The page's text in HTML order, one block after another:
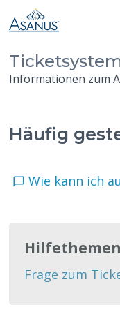
Informationen zum
Häufig
Wie kann ich
Hilfethemen
Frage zum